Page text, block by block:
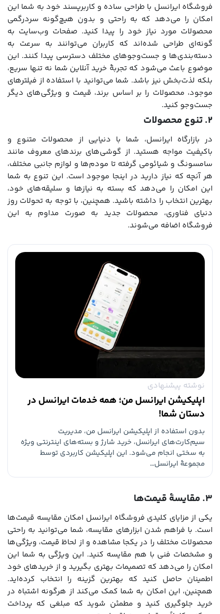
فروشگاه ایرانسل با طراحی ساده و کاربرپسند خود به شما این
امکان را می‌دهد که به راحتی و بدون هیچ‌گونه سردرگمی
محصولات مورد نیاز خود را پیدا کنید. صفحات وب‌سایت به
گونه‌ای طراحی شده‌اند که کاربران می‌توانند به سرعت به
دسته‌بندی‌ها و جست‌وجوهای مختلف دسترسی پیدا کنند. این
موضوع باعث می‌شود که تجربۀ خرید آنلاین شما نه تنها سریع،
بلکه لذت‌بخش نیز باشد. شما می‌توانید با استفاده از فیلترهای
موجود، محصولات را بر اساس برند، قیمت و ویژگی‌های دیگر
جست‌وجو کنید.
۲. تنوع محصولات
در بازارگاه ایرانسل، شما با دنیایی از محصولات متنوع و
باکیفیت مواجه هستید. از گوشی‌های برندهای معروف مانند
سامسونگ و شیائومی گرفته تا مودم‌ها و لوازم جانبی مختلف،
هر آنچه که نیاز دارید در اینجا موجود است. این تنوع به شما
این امکان را می‌دهد که بسته به نیازها و سلیقه‌های خود،
بهترین انتخاب را داشته باشید. همچنین، با توجه به تحولات روز
دنیای فناوری، محصولات جدید به صورت مداوم به این
فروشگاه اضافه می‌شوند.
نوشته پیشنهادی
اپلیکیشن ایرانسل من؛ همه خدمات ایرانسل در
دستان شما!
بدون استفاده از اپلیکیشن ایرانسل من، مدیریت
سیم‌کارت‌های ایرانسل، خرید شارژ و بسته‌های اینترنتی ویژه
به سختی انجام می‌شود. این اپلیکیشن کاربردی توسط
مجموعۀ ایرانسل…
۳. مقایسۀ قیمت‌ها
یکی از مزایای کلیدی فروشگاه ایرانسل امکان مقایسه قیمت‌ها
است. با فراهم شدن ابزارهای مقایسه، شما می‌توانید به راحتی
محصولات مختلف را در یکجا مشاهده و از لحاظ قیمت، ویژگی‌ها
و مشخصات فنی با هم مقایسه کنید. این ویژگی به شما این
امکان را می‌دهد که تصمیمات بهتری بگیرید و از خریدهای خود
اطمینان حاصل کنید که بهترین گزینه را انتخاب کرده‌اید.
همچنین، این امکان به شما کمک می‌کند از هرگونه اشتباه در
خرید جلوگیری کنید و مطمئن شوید که مبلغی که پرداخت